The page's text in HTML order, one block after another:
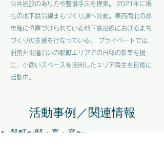
公共施設のあり方や整備手法を模索。 2021年に現
在の地下鉄沿線まちづくり課へ異動。東西南北の都
市軸に位置づけられている地下鉄沿線におけるまち
づくりの支援を行なっている。 プライベートでは、
旧奥州街道沿いの穀町エリアでの自邸の新築を機
に、小商いスペースを活用したエリア再生を目標に
活動中。
活動事例／関連情報
穀町〜邸・亭・庭〜